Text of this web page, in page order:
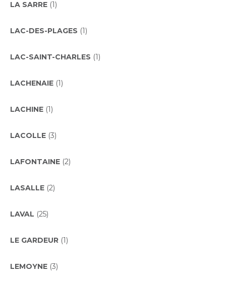
LA SARRE (1)
LAC-DES-PLAGES (1)
LAC-SAINT-CHARLES (1)
LACHENAIE (1)
LACHINE (1)
LACOLLE (3)
LAFONTAINE (2)
LASALLE (2)
LAVAL (25)
LE GARDEUR (1)
LEMOYNE (3)